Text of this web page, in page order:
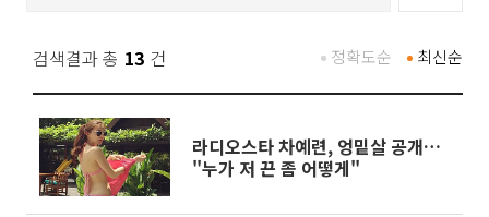
검색결과 총 13 건 최신순
정확도순
라디오스타 차예련, 엉밑살 공개…
"누가 저 끈 좀 어떻게"